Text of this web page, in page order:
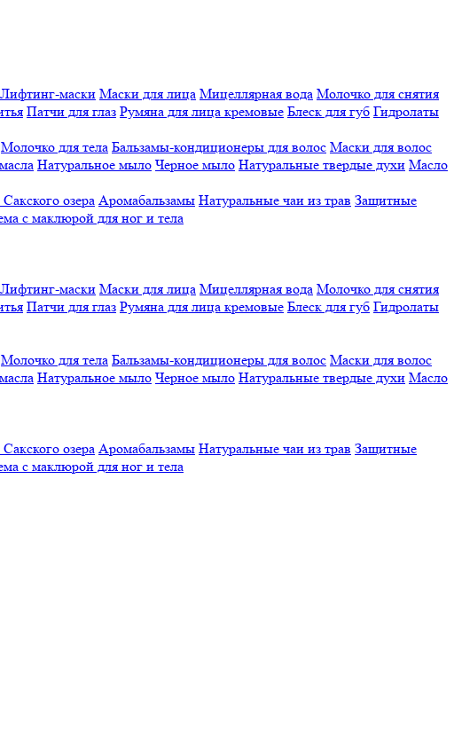
Лифтинг-маски Маски для лица Мицеллярная вода Молочко для снятия
Патчи для глаз Румяна для лица кремовые Блеск для губ Гидролаты
Молочко для тела Бальзамы-кондиционеры для волос Маски для волос
Натуральное мыло Черное мыло Натуральные твердые духи Масло
озера Аромабальзамы Натуральные чаи из трав Защитные
с маклюрой для ног и тела
Лифтинг-маски Маски для лица Мицеллярная вода Молочко для снятия
Патчи для глаз Румяна для лица кремовые Блеск для губ Гидролаты
Молочко для тела Бальзамы-кондиционеры для волос Маски для волос
Натуральное мыло Черное мыло Натуральные твердые духи Масло
озера Аромабальзамы Натуральные чаи из трав Защитные
с маклюрой для ног и тела